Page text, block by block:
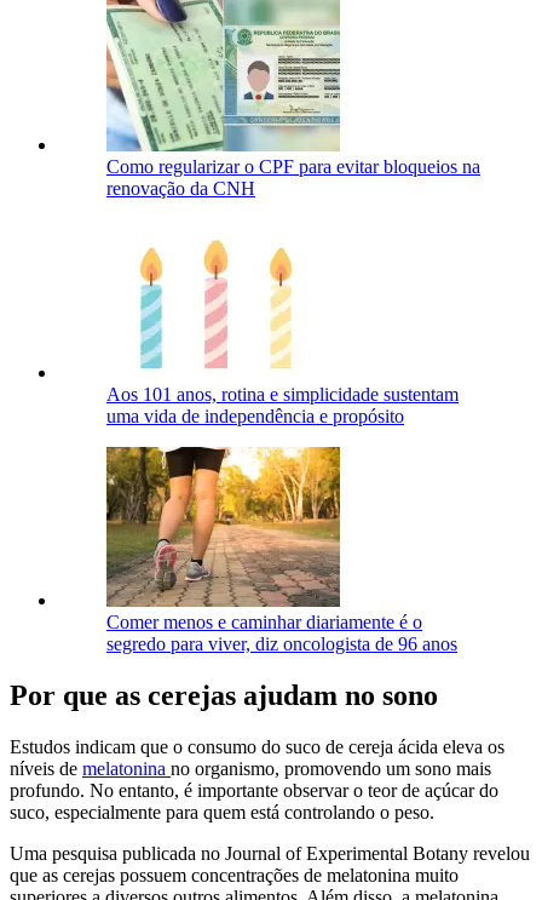
Como regularizar o CPF para evitar bloqueios na
renovação da CNH
Aos 101 anos, rotina e simplicidade sustentam
uma vida de independência e propósito
Comer menos e caminhar diariamente é o
segredo para viver, diz oncologista de 96 anos
Por que as cerejas ajudam no sono
Estudos indicam que o consumo do suco de cereja ácida eleva os
níveis de melatonina no organismo, promovendo um sono mais
profundo. No entanto, é importante observar o teor de açúcar do
suco, especialmente para quem está controlando o peso.
Uma pesquisa publicada no Journal of Experimental Botany revelou
que as cerejas possuem concentrações de melatonina muito